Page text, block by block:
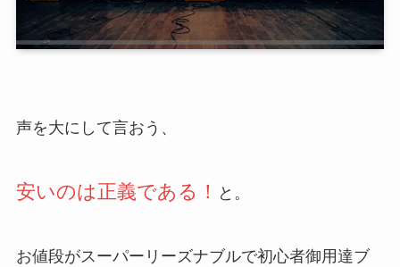
声を大にして言おう、
安いのは正義である！ と。
お値段がスーパーリーズナブルで初心者御用達ブ